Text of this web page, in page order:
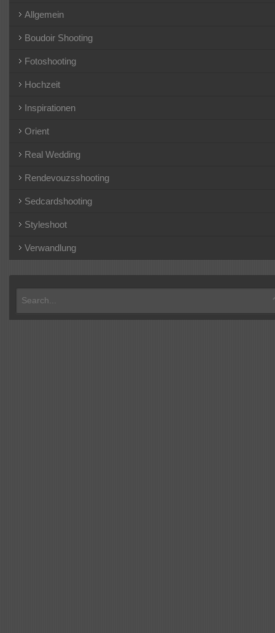
Allgemein
Boudoir Shooting
Fotoshooting
Hochzeit
Inspirationen
Orient
Real Wedding
Rendevouzsshooting
Sedcardshooting
Styleshoot
Verwandlung